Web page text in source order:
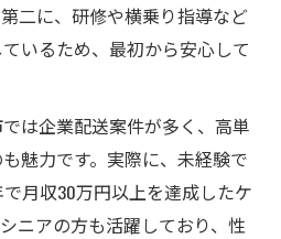
二に、研修や横乗り指導など
いるため、最初から安心して
は企業配送案件が多く、高単
魅力です。実際に、未経験で
月収30万円以上を達成したケ
ニアの方も活躍しており、性